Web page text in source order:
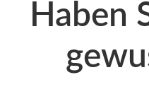
Haben